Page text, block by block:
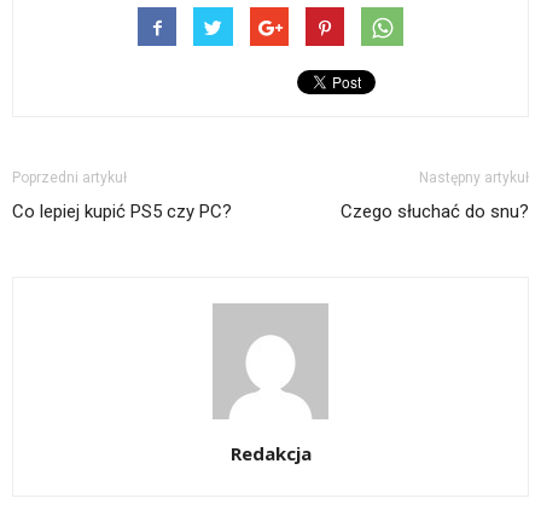
oknie) przez
mail(Otwiera
się
w
nowym
oknie)
się
w
nowym
oknie)
Poprzedni artykuł
Co lepiej kupić PS5 czy PC?
Następny artykuł
Czego słuchać do snu?
Redakcja